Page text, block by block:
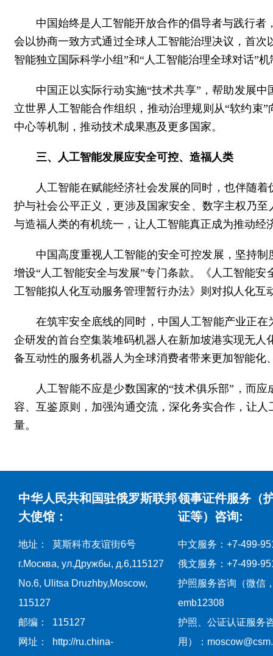
中国始终是人工智能开放合作的倡导者与践行
会以协商一致方式通过全球人工智能治理决议，首
智能独立国际科学小组”和“人工智能治理全球对话”
中国正以实际行动实施“技术共享”，帮助发展
立世界人工智能合作组织，推动治理规则从“软约
中心等机制，推动技术成果惠及更多国家。
三、人工智能发展应安全可控、造福人类
人工智能在赋能经济社会发展的同时，也伴随
护与社会公平正义，更涉及国家安全、数字主权乃
与造福人类的有机统一，让人工智能真正成为推动经
中国高度重视人工智能的安全可控发展，坚持
增设“人工智能安全与发展”专门条款。《人工智能
工智能拟人化互动服务管理暂行办法》则对拟人化互
在筑牢安全底线的同时，中国人工智能产业正
企研发的首台空集装堆码机器人在新加坡港实现无
备互动性的服务机器人为全球消费者带来更加智能化
人工智能不应是少数国家的“技术俱乐部”，而
容、互鉴原则，加强沟通交流，深化务实合作，让
量。
中华人民共和国驻俄罗斯联邦
大使馆：
地址： 莫斯科市友谊街6号
г.Москва, ул.Дружбы, д.6,115127
No.6, Ulitsa Druzhby,Moscow,
115127
邮编： 115127
网址： http://ru.china-
领事证件服务（
证等）咨询:
中文服务：+7-499-
俄文服务：+7-499-
护照服务咨询（微信
emb12308
护照、公证认证服务
用）：